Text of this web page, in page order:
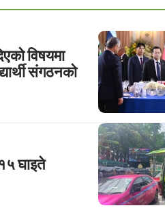
विषयमा
संगठनको
घाइते